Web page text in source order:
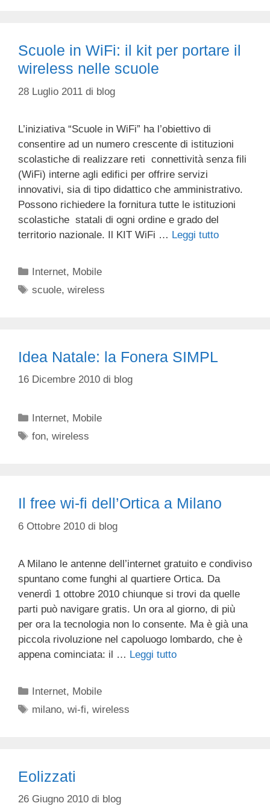
Scuole in WiFi: il kit per portare il
wireless nelle scuole
28 Luglio 2011 di blog
L’iniziativa “Scuole in WiFi” ha l’obiettivo di
consentire ad un numero crescente di istituzioni
scolastiche di realizzare reti connettività senza fili
(WiFi) interne agli edifici per offrire servizi
innovativi, sia di tipo didattico che amministrativo.
Possono richiedere la fornitura tutte le istituzioni
scolastiche statali di ogni ordine e grado del
territorio nazionale. Il KIT WiFi … Leggi tutto
Categorie
Internet, Mobile
Tag
scuole,wireless
Idea Natale: la Fonera SIMPL
16 Dicembre 2010 di blog
Categorie
Internet, Mobile
Tag
fon,wireless
Il free wi-fi dell’Ortica a Milano
6 Ottobre 2010 di blog
A Milano le antenne dell’internet gratuito e condiviso
spuntano come funghi al quartiere Ortica. Da
venerdì 1 ottobre 2010 chiunque si trovi da quelle
parti può navigare gratis. Un ora al giorno, di più
per ora la tecnologia non lo consente. Ma è già una
piccola rivoluzione nel capoluogo lombardo, che è
appena cominciata: il … Leggi tutto
Categorie
Internet, Mobile
Tag
milano,wi-fi,wireless
Eolizzati
26 Giugno 2010 di blog